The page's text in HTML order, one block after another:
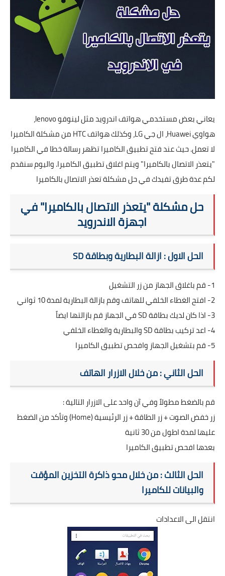
العملات الرقمية
يعاني بعض مستخدمي هواتف اندرويد مثل لينوفوlenovo،
هواويHuawei، ال جيLG، وكذلك هواتفHTCمن مشكلة الكاميرا
لا تعمل. حيث عند فتح تطبيق الكاميرا تظهر رسالة خطا في الكاميرا
"يتعذر الاتصال بالكاميرا" ويتم اغلاق تطبيق الكاميرا. واليوم سنقدم
لكم عدة طرق تفيدك في حل مشكلة تعذر الاتصال بالكاميرا
حل مشكلة "يتعذر الاتصال بالكاميرا" في
اجهزة الاندرويد
الحل الاول : ازالة البطارية وبطاقةSD
1- قم باغلاق الجهاز من زر التشغيل
2- افتح الغطاء الخلفي للهاتف وقم بازالة البطارية لمدة 10 ثواني
3- اذا كان لديك بطاقة
SDفي الجهاز قم بازالتها ايضاً
4- اعد تركيب بطاقة
SDوالبطارية والغطاء الخلفي
5- قم بتشغيل الجهاز وافحص تطبيق الكاميرا
الحل الثاني : من خلال الازرار الهاتف
قم بالضغط مطولاً وفي آن واحد على الازرار التالية :
زر خفض الصوت + زر الطاقة + زر الرئيسية (Home) وتأكد من الضغط
عليها لمدة اطول من 30 ثانية
بعدها افحص تطبيق الكاميرا
الحل الثالث : من خلال محو ذاكرة التخزين المؤقت
والبيانات للكاميرا
انتقل الى الاعدادات